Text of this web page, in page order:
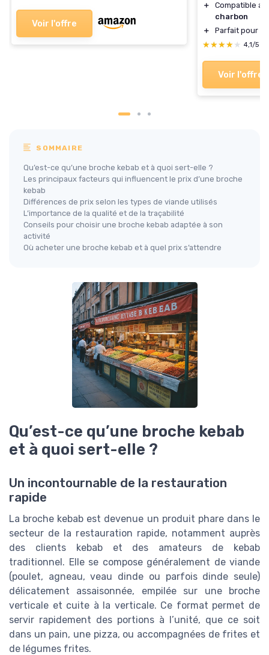
de viande - DVG 3686
Voir l'offre
＋
Compatible
charbon
＋
Parfait pour
★★★★★
★★★★★ 4,1/5
Voir l'offre
SOMMAIRE
Qu’est-ce qu’une broche kebab et à quoi sert-elle ?
Les principaux facteurs qui influencent le prix d’une broche
kebab
Différences de prix selon les types de viande utilisés
L’importance de la qualité et de la traçabilité
Conseils pour choisir une broche kebab adaptée à son
activité
Où acheter une broche kebab et à quel prix s’attendre
Qu’est-ce qu’une broche kebab
et à quoi sert-elle ?
Un incontournable de la restauration
rapide
La broche kebab est devenue un produit phare dans le
secteur de la restauration rapide, notamment auprès
des clients kebab et des amateurs de kebab
traditionnel. Elle se compose généralement de viande
(poulet, agneau, veau dinde ou parfois dinde seule)
délicatement assaisonnée, empilée sur une broche
verticale et cuite à la verticale. Ce format permet de
servir rapidement des portions à l’unité, que ce soit
dans un pain, une pizza, ou accompagnées de frites et
de légumes frites.